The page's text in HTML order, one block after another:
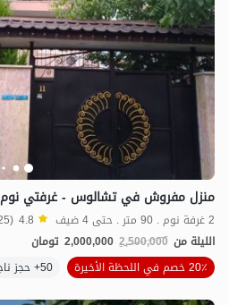
منزل مفروش في تشالوس - غرفتي نوم
2 غرفة نوم . 90 متر . حتى 4 ضيف 4.8 (25 تعليق)
الليلة من 2,500,000
2,000,000 تومان
20٪ خصم في اللحظة الأخيرة
50+ حجز ناجح